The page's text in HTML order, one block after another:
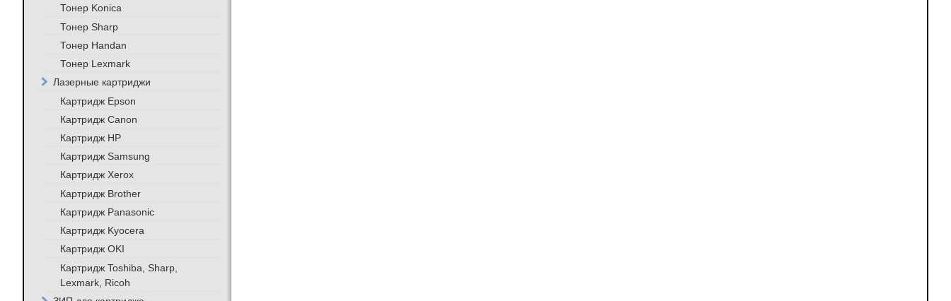
Тонер Konica
Тонер Sharp
Тонер Handan
Тонер Lexmark
Лазерные картриджи
Картридж Epson
Картридж Canon
Картридж HP
Картридж Samsung
Картридж Xerox
Картридж Brother
Картридж Panasonic
Картридж Kyocera
Картридж OKI
Картридж Toshiba, Sharp,
Lexmark, Ricoh